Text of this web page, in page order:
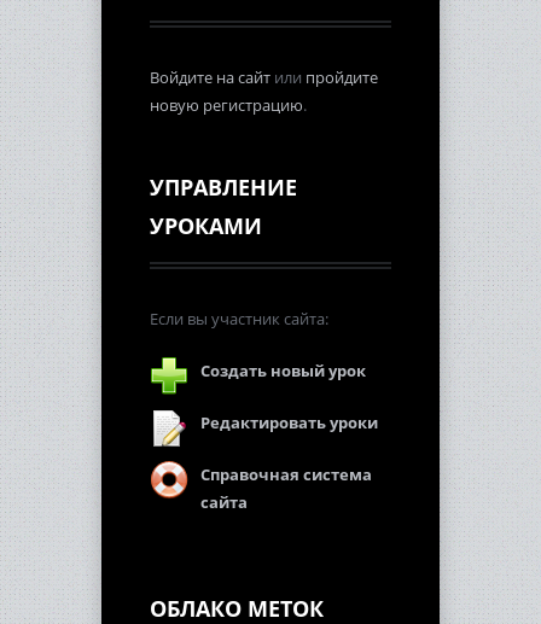
Войдите на сайт или пройдите
новую регистрацию.
УПРАВЛЕНИЕ
УРОКАМИ
Если вы участник сайта:
Создать новый урок
Редактировать уроки
Справочная система
сайта
ОБЛАКО МЕТОК